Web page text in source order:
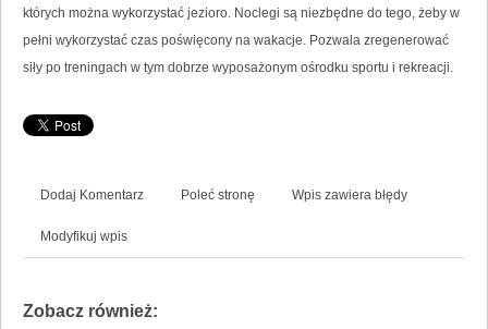
których można wykorzystać jezioro. Noclegi są niezbędne do tego, żeby w
pełni wykorzystać czas poświęcony na wakacje. Pozwala zregenerować
siły po treningach w tym dobrze wyposażonym ośrodku sportu i rekreacji.
Dodaj Komentarz Poleć stronę Wpis zawiera błędy
Modyfikuj wpis
Zobacz również: